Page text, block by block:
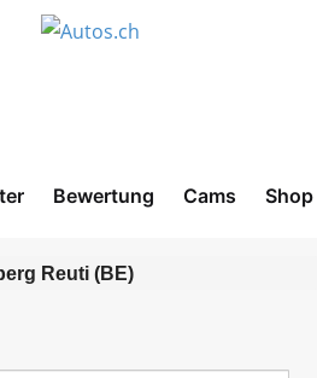
Bewertung Cams Shop
Reuti (BE)